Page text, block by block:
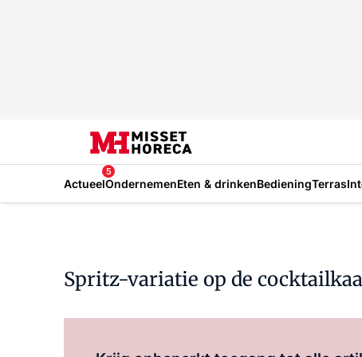
Actueel
5
OndernemenEten & drinkenBedieningTerras
Spritz-variatie op de